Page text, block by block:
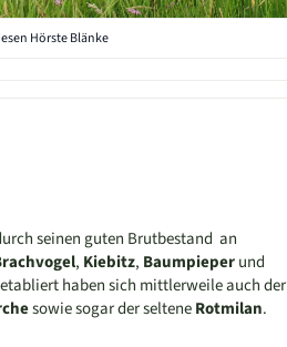
Hörste Blänke
seinen guten Brutbestand an
, Kiebitz, Baumpieperund
haben sich mittlerweile auch der
sowie sogar der seltene Rotmilan.